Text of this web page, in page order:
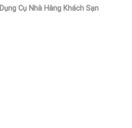
Dụng Cụ Nhà Hàng Khách Sạn